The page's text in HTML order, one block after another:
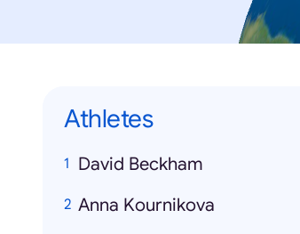
Athletes
David Beckham
Anna Kournikova